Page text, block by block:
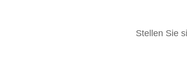
Stellen Sie